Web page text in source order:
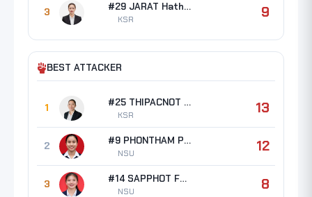
3 #29 JARAT Hathairat
KSR 9
BEST ATTACKER
1 #25 THIPACNOT Kannika
KSR 13
2 #9 PHONTHAM Papatchaya
NSU 12
3 #14 SAPPHOT Fasai
NSU 8